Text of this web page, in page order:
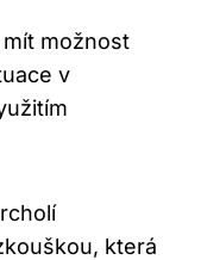
možnost
v
která